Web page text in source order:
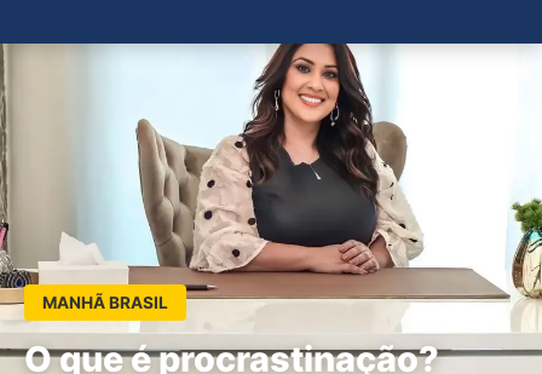
MANHÃ BRASIL
O que é procrastinação?